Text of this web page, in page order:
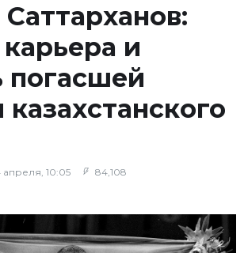
Саттарханов:
и
погасшей
апреля, 10:05 84,108